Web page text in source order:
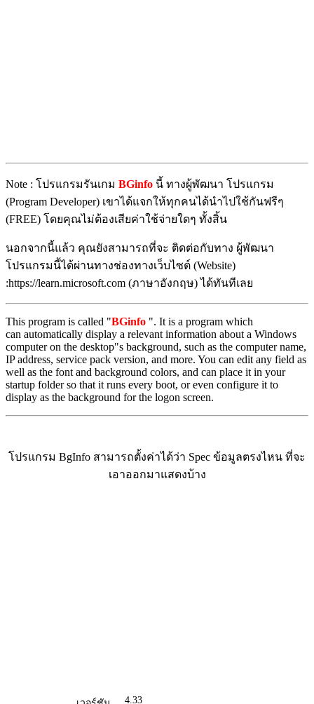
Note : โปรแกรมรันเกม BGinfo นี้ ทางผู้พัฒนา โปรแกรม
(Program Developer) เขาได้แจกให้ทุกคนได้นำไปใช้กันฟรีๆ
(FREE) โดยคุณไม่ต้องเสียค่าใช้จ่ายใดๆ ทั้งสิ้น
นอกจากนี้แล้ว คุณยังสามารถที่จะ ติดต่อกับทาง ผู้พัฒนา
โปรแกรมนี้ได้ผ่านทางช่องทางเว็บไซต์ (Website)
:https://learn.microsoft.com (ภาษาอังกฤษ) ได้ทันทีเลย
This program is called "BGinfo ". It is a program which
can automatically display a relevant information about a Windows
computer on the desktop"s background, such as the computer name,
IP address, service pack version, and more. You can edit any field as
well as the font and background colors, and can place it in your
startup folder so that it runs every boot, or even configure it to
display as the background for the logon screen.
โปรแกรม BgInfo สามารถตั้งค่าได้ว่า Spec ข้อมูลตรงไหน ที่จะ
เอาออกมาแสดงบ้าง
4.33